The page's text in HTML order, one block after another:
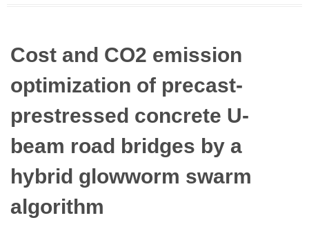
Cost and CO2 emission
optimization of precast-
prestressed concrete U-
beam road bridges by a
hybrid glowworm swarm
algorithm